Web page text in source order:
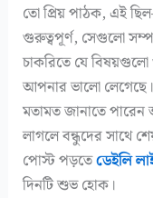
তো প্রিয় পাঠক, এই
গুরুত্বপূর্ণ, সেগুলো
চাকরিতে যে
আপনার ভালো
মতামত জানাতে পারেন
লাগলে বন্ধুদের
পোস্ট পড়তেডেইলি
দিনটি শুভ হোক।